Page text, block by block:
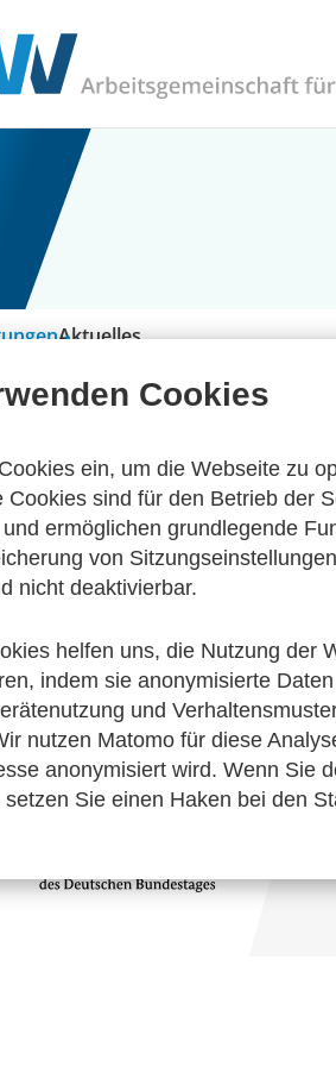
Aktuelles
Personalwirtschaft
Bescheinigungen
Cookies
ein, um die Webseite zu
Cookies sind für den Betrieb der
ermöglichen grundlegende
von
nicht deaktivierbar.
helfen uns, die Nutzung der
indem sie anonymisierte
und
nutzen Matomo für diese
anonymisiert wird. Wenn Sie
Sie einen Haken bei den